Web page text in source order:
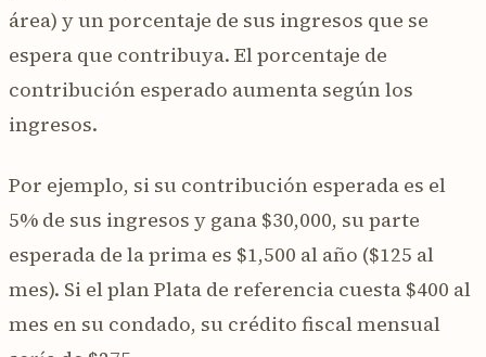
área) y un porcentaje de sus ingresos que se
espera que contribuya. El porcentaje de
contribución esperado aumenta según los
ingresos.
Por ejemplo, si su contribución esperada es el
5% de sus ingresos y gana $30,000, su parte
esperada de la prima es $1,500 al año ($125 al
mes). Si el plan Plata de referencia cuesta $400 al
mes en su condado, su crédito fiscal mensual